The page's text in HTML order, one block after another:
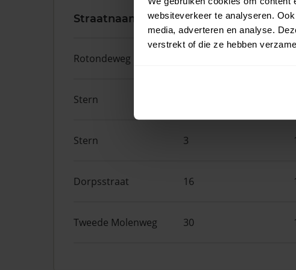
websiteverkeer te analyseren.
media, adverteren en analyse.
verstrekt of die ze hebben
Straatnaam Huisnr.
Rotondeweg
Stern
Stern 3
Dorpsstraat 16
Tweede Molenweg 30